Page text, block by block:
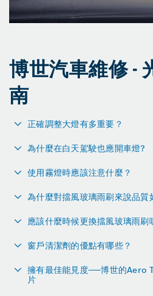
博世汽車維修 -
南
正確調整大燈有多重要？
為什麼在白天駕駛也應開車燈?
使用霧燈時應該注意什麼？
為什麼對擋風玻璃雨刷來說品質
應該什麼時候更換擋風玻璃雨刷
窗戶清潔劑的優點有哪些？
擁有最佳能見度──博世的Aero
片